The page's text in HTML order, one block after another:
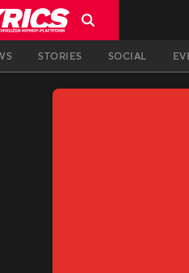
STORIES SOCIAL